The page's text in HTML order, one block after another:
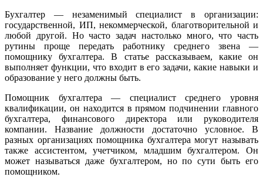
Бухгалтер — незаменимый специалист в организации:
государственной, ИП, некоммерческой, благотворительной и
любой другой. Но часто задач настолько много, что часть
рутины проще передать работнику среднего звена —
помощнику бухгалтера. В статье рассказываем, какие он
выполняет функции, что входит в его задачи, какие навыки и
образование у него должны быть.
Помощник бухгалтера — специалист среднего уровня
квалификации, он находится в прямом подчинении главного
бухгалтера, финансового директора или руководителя
компании. Название должности достаточно условное. В
разных организациях помощника бухгалтера могут называть
также ассистентом, учетчиком, младшим бухгалтером. Он
может называться даже бухгалтером, но по сути быть его
помощником.